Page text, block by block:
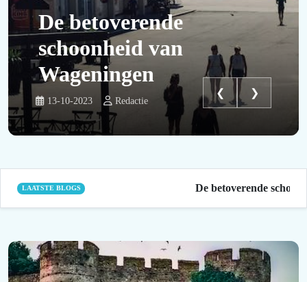
De betoverende
schoonheid van
Wageningen
13-10-2023 Redactie
❮ ❯
LAATSTE BLOGS De betoverende